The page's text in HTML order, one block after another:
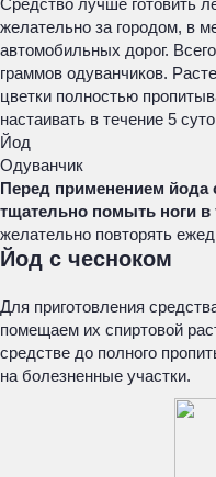
Средство лучше готовить
желательно за городом, в
автомобильных дорог.
граммов одуванчиков.
цветки полностью
настаивать в течение 5
Йод
Одуванчик
Перед применением йода
тщательно помыть ноги в
желательно повторять
Йод с чесноком
Для приготовления
помещаем их спиртовой
средстве до полного
на болезненные участки.